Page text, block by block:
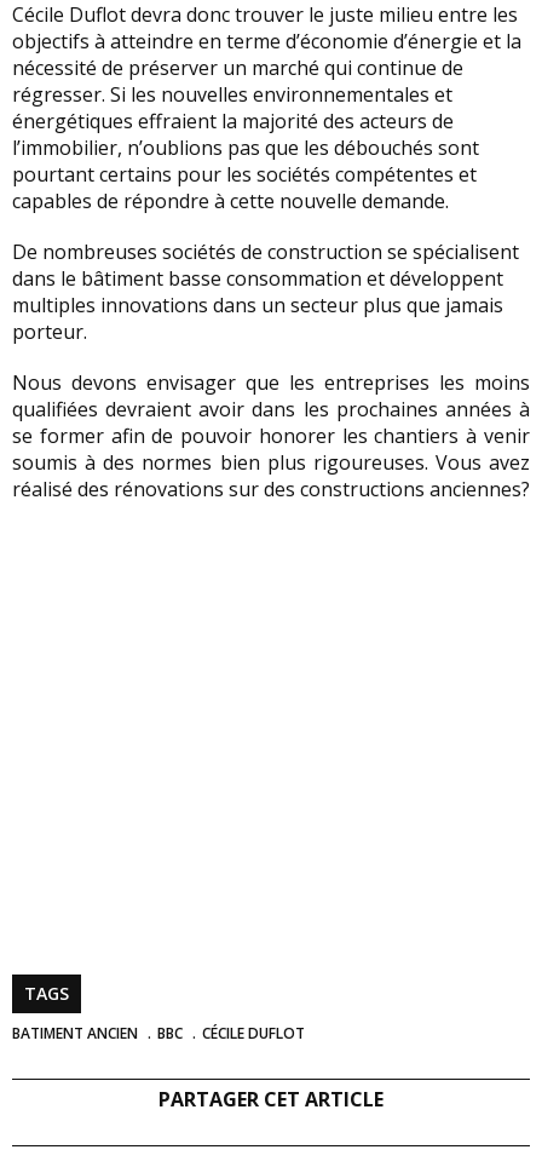
Cécile Duflot devra donc trouver le juste milieu entre les
objectifs à atteindre en terme d’économie d’énergie et la
nécessité de préserver un marché qui continue de
régresser. Si les nouvelles environnementales et
énergétiques effraient la majorité des acteurs de
l’immobilier, n’oublions pas que les débouchés sont
pourtant certains pour les sociétés compétentes et
capables de répondre à cette nouvelle demande.
De nombreuses sociétés de construction se spécialisent
dans le bâtiment basse consommation et développent
multiples innovations dans un secteur plus que jamais
porteur.
Nous devons envisager que les entreprises les moins
qualifiées devraient avoir dans les prochaines années à
se former afin de pouvoir honorer les chantiers à venir
soumis à des normes bien plus rigoureuses. Vous avez
réalisé des rénovations sur des constructions anciennes?
TAGS
BATIMENT ANCIEN BBC CÉCILE DUFLOT
PARTAGER CET ARTICLE